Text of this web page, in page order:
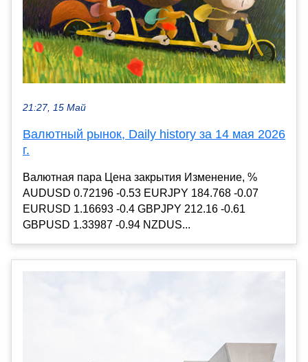
21:27, 15 Май
Валютный рынок, Daily history за 14 мая 2026
г.
Валютная пара Цена закрытия Изменение, %
AUDUSD 0.72196 -0.53 EURJPY 184.768 -0.07
EURUSD 1.16693 -0.4 GBPJPY 212.16 -0.61
GBPUSD 1.33987 -0.94 NZDUS...